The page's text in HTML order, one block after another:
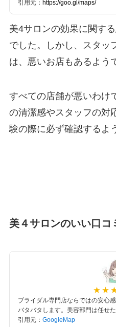
引用元： https://goo.gl/maps/
美4サロンの効果に関す
でした。しかし、スタッ
は、悪いお店もあるよう
すべての店舗が悪いわけ
の清潔感やスタッフの対
験の際に必ず確認するよ
美４サロンのいい口コ
ブライダル専門店ならではの安心
バタバタします。美容部門は任せ
引用元： GoogleMap